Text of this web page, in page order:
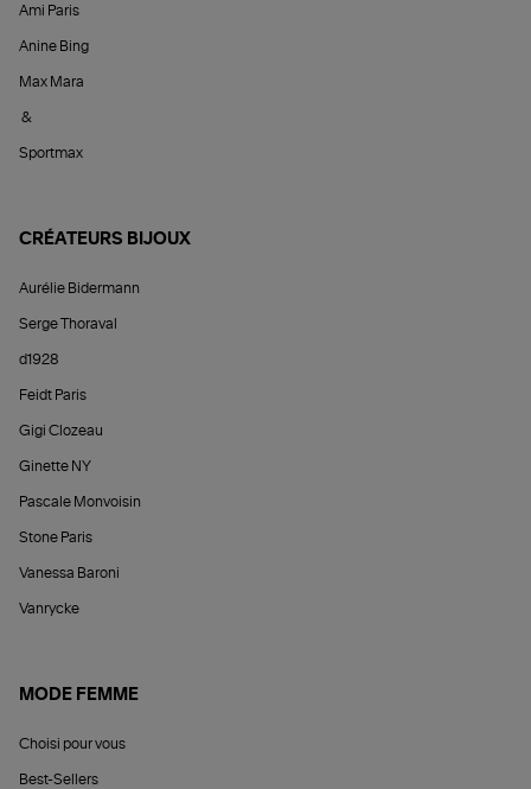
Ami Paris
Anine Bing
Max Mara
&
Sportmax
CRÉATEURS BIJOUX
Aurélie Bidermann
Serge Thoraval
d1928
Feidt Paris
Gigi Clozeau
Ginette NY
Pascale Monvoisin
Stone Paris
Vanessa Baroni
Vanrycke
MODE FEMME
Choisi pour vous
Best-Sellers